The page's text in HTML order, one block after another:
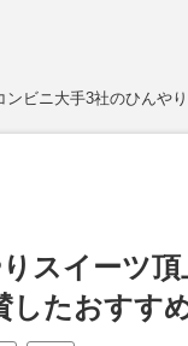
ンビニ大手3社のひんや
スイーツ
したおすす